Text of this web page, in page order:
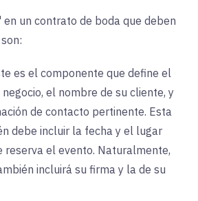
un contrato de boda que deben
es el componente que define el
el nombre de su cliente, y
de contacto pertinente. Esta
debe incluir la fecha y el lugar
reserva el evento. Naturalmente,
incluirá su firma y la de su